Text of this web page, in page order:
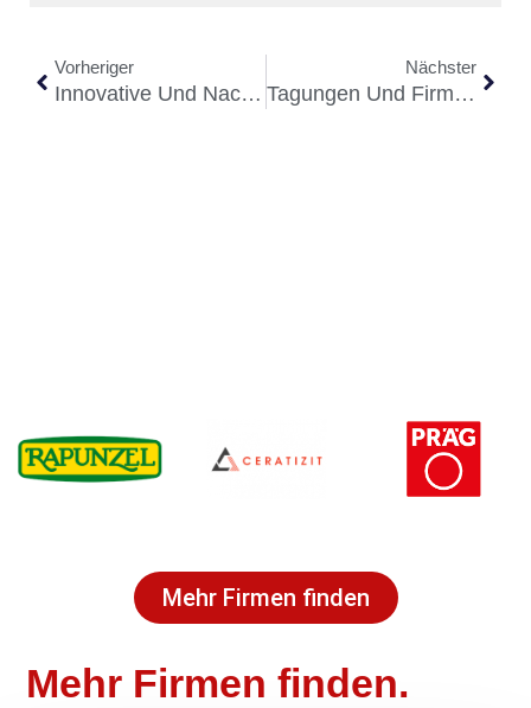
Vorheriger
Innovative Und Nachhaltige Drucklösungen Für Unternehmen
Nächster
Tagungen Und Firmenveranstaltungen Mit Dem Gewissen Flair
Mehr Firmen finden
Mehr Firmen finden.